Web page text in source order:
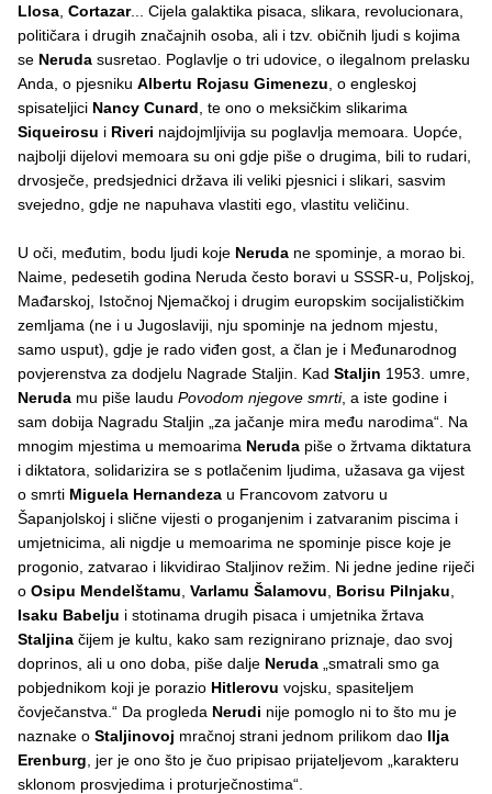
Llosa Cortazar... Cijela galaktika pisaca, slikara, revolucionara,
političara i drugih značajnih osoba, ali i tzv. običnih ljudi s kojima
se Neruda susretao. Poglavlje o tri udovice, o ilegalnom prelasku
Anda, o pjesniku Albertu Rojasu Gimenezu , o engleskoj
spisateljici Nancy Cunard , te ono o meksičkim slikarima
Siqueirosu i Riveri najdojmljivija su poglavlja memoara. Uopće,
najbolji dijelovi memoara su oni gdje piše o drugima, bili to rudari,
drvosječe, predsjednici država ili veliki pjesnici i slikari, sasvim
svejedno, gdje ne napuhava vlastiti ego, vlastitu veličinu.
U oči, međutim, bodu ljudi koje Neruda ne spominje, a morao bi.
Naime, pedesetih godina Neruda često boravi u SSSR-u, Poljskoj,
Mađarskoj, Istočnoj Njemačkoj i drugim europskim socijalističkim
zemljama (ne i u Jugoslaviji, nju spominje na jednom mjestu,
samo usput), gdje je rado viđen gost, a član je i Međunarodnog
povjerenstva za dodjelu Nagrade Staljin. Kad Staljin 1953. umre,
Neruda mu piše laudu Povodom njegove smrti, a iste godine i
sam dobija Nagradu Staljin „za jačanje mira među narodima“. Na
mnogim mjestima u memoarima Neruda piše o žrtvama diktatura
i diktatora, solidarizira se s potlačenim ljudima, užasava ga vijest
o smrti Miguela Hernandeza u Francovom zatvoru u
Šapanjolskoj i slične vijesti o proganjenim i zatvaranim piscima i
umjetnicima, ali nigdje u memoarima ne spominje pisce koje je
progonio, zatvarao i likvidirao Staljinov režim. Ni jedne jedine riječi
o Osipu Mendelštamu Varlamu Šalamovu Borisu Pilnjaku
Isaku Babelju i stotinama drugih pisaca i umjetnika žrtava
Staljina čijem je kultu, kako sam rezignirano priznaje, dao svoj
doprinos, ali u ono doba, piše dalje Neruda „smatrali smo ga
pobjednikom koji je porazio Hitlerovu vojsku, spasiteljem
čovječanstva.“ Da progleda Nerudi nije pomoglo ni to što mu je
naznake o Staljinovoj mračnoj strani jednom prilikom dao Ilja
Erenburg , jer je ono što je čuo pripisao prijateljevom „karakteru
sklonom prosvjedima i proturječnostima“.